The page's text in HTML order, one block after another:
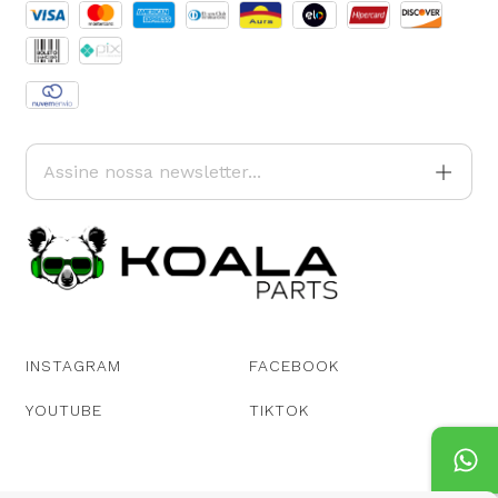
INSTAGRAM FACEBOOK
YOUTUBE TIKTOK